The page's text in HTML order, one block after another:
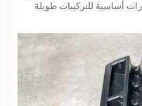
أساسية للتركيبات طويلة